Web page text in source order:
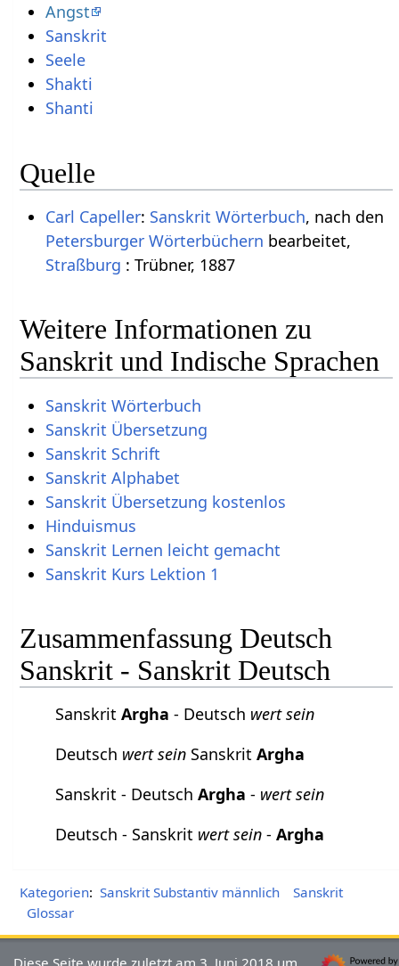
Angst
Sanskrit
Seele
Shakti
Shanti
Quelle
Carl Capeller: Sanskrit Wörterbuch, nach den
Petersburger Wörterbüchern bearbeitet,
Straßburg : Trübner, 1887
Weitere Informationen zu
Sanskrit und Indische Sprachen
Sanskrit Wörterbuch
Sanskrit Übersetzung
Sanskrit Schrift
Sanskrit Alphabet
Sanskrit Übersetzung kostenlos
Hinduismus
Sanskrit Lernen leicht gemacht
Sanskrit Kurs Lektion 1
Zusammenfassung Deutsch
Sanskrit - Sanskrit Deutsch
SanskritArgha - Deutsch wert sein
Deutsch wert sein SanskritArgha
Sanskrit - DeutschArgha - wert sein
Deutsch - Sanskrit wert sein -Argha
Kategorien: Sanskrit Substantiv männlich
Sanskrit
Glossar